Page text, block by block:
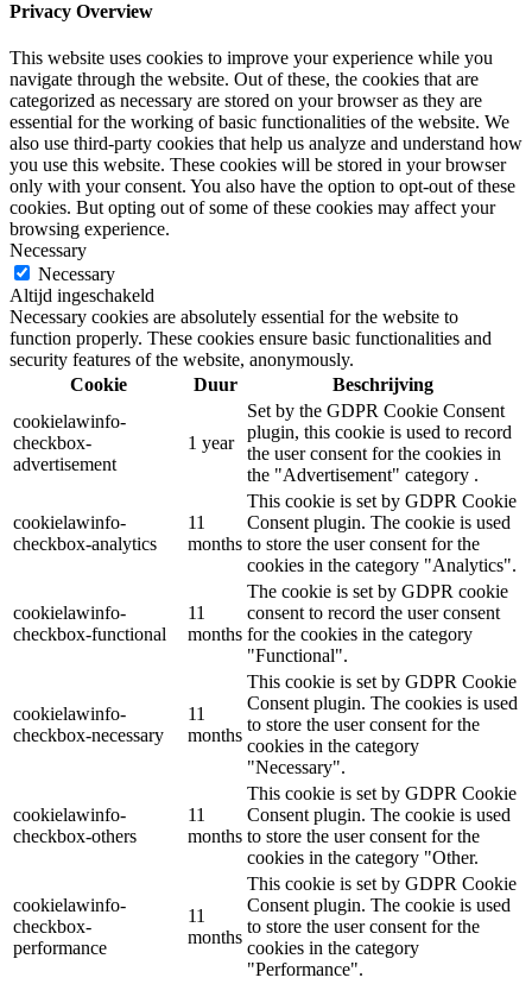
Privacy Overview
This website uses cookies to improve your experience while you
navigate through the website. Out of these, the cookies that are
categorized as necessary are stored on your browser as they are
essential for the working of basic functionalities of the website. We
also use third-party cookies that help us analyze and understand how
you use this website. These cookies will be stored in your browser
only with your consent. You also have the option to opt-out of these
cookies. But opting out of some of these cookies may affect your
browsing experience.
Necessary
Necessary
Altijd ingeschakeld
Necessary cookies are absolutely essential for the website to
function properly. These cookies ensure basic functionalities and
security features of the website, anonymously.
Cookie
Duur
Beschrijving
cookielawinfo-
checkbox-
advertisement
1 year
Set by the GDPR Cookie Consent
plugin, this cookie is used to record
the user consent for the cookies in
the "Advertisement" category .
cookielawinfo-
checkbox-analytics
11
months
This cookie is set by GDPR Cookie
Consent plugin. The cookie is used
to store the user consent for the
cookies in the category "Analytics".
cookielawinfo-
checkbox-functional
11
months
The cookie is set by GDPR cookie
consent to record the user consent
for the cookies in the category
"Functional".
cookielawinfo-
checkbox-necessary
11
months
This cookie is set by GDPR Cookie
Consent plugin. The cookies is used
to store the user consent for the
cookies in the category
"Necessary".
cookielawinfo-
checkbox-others
11
months
This cookie is set by GDPR Cookie
Consent plugin. The cookie is used
to store the user consent for the
cookies in the category "Other.
cookielawinfo-
checkbox-
performance
11
months
This cookie is set by GDPR Cookie
Consent plugin. The cookie is used
to store the user consent for the
cookies in the category
"Performance".